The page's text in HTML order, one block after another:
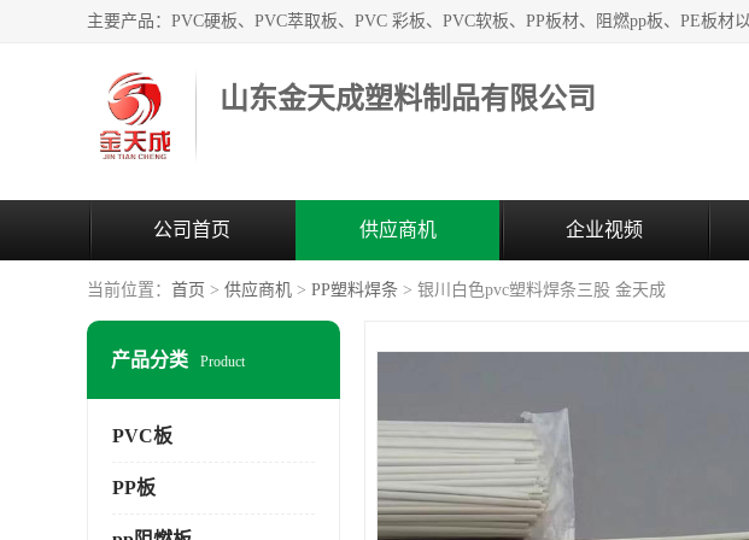
山东金天成塑料制品有限公司
公司首页 供应商机 企业视频
当前位置： 首页 > 供应商机 > PP塑料焊条 > 银川白色pvc塑料焊条三股 金天成
产品分类 Product
PVC板
PP板